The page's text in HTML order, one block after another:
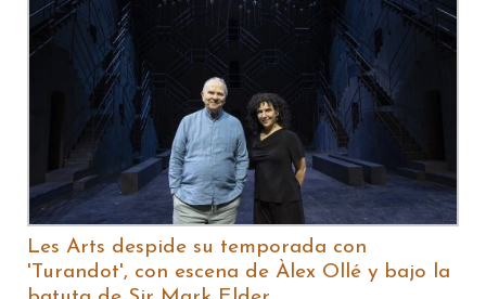
Les Arts despide su temporada con
'Turandot', con escena de Àlex Ollé y bajo la